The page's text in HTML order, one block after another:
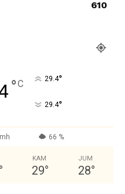
610
°C 29.4°
29.4°
66 %
°
KAM
29°
JUM
28°